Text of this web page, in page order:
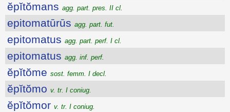
ĕpĭtŏmans agg. part. pres. II cl.
epitomatūrūs agg. part. fut.
epitomatus agg. part. perf. I cl.
epitomatus agg. inf. perf.
ĕpĭtŏme sost. femm. I decl.
ĕpĭtŏmo v. tr. I coniug.
ĕpĭtŏmor v. tr. I coniug.